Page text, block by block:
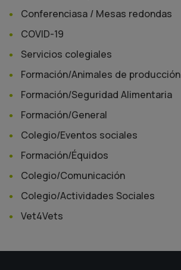
Conferenciasa / Mesas redondas
COVID-19
Servicios colegiales
Formación/Animales de producción
Formación/Seguridad Alimentaria
Formación/General
Colegio/Eventos sociales
Formación/Équidos
Colegio/Comunicación
Colegio/Actividades Sociales
Vet4Vets